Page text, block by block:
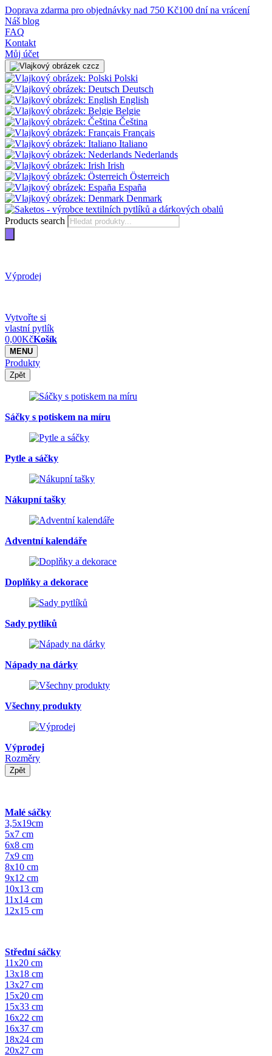
Doprava zdarma pro objednávky nad 750 Kč100 dní na vrácení
Náš blog
FAQ
Kontakt
Můj účet
cz
Polski
Deutsch
English
Belgie
Čeština
Français
Italiano
Nederlands
Irish
Österreich
España
Denmark
Products search
Výprodej
Vytvořte si
vlastní pytlík
0,00KčKošík
MENU
Produkty
Zpět
Sáčky s potiskem na míru
Pytle a sáčky
Nákupní tašky
Adventní kalendáře
Doplňky a dekorace
Sady pytlíků
Nápady na dárky
Všechny produkty
Výprodej
Rozměry
Zpět
Malé sáčky
3,5x19cm
5x7 cm
6x8 cm
7x9 cm
8x10 cm
9x12 cm
10x13 cm
11x14 cm
12x15 cm
Střední sáčky
11x20 cm
13x18 cm
13x27 cm
15x20 cm
15x33 cm
16x22 cm
16x37 cm
18x24 cm
20x27 cm